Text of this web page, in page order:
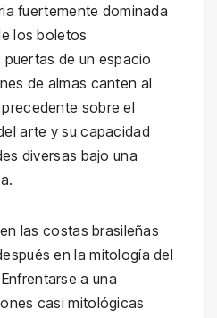
fuertemente dominada
los boletos
de un espacio
de almas canten al
sobre el
arte y su capacidad
diversas bajo una
las costas brasileñas
en la mitología del
a una
casi mitológicas